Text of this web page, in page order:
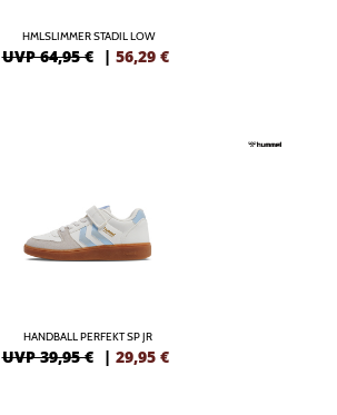
HMLSLIMMER STADIL LOW
UVP 64,95 € | 56,29 €
HANDBALL PERFEKT SP JR
UVP 39,95 € | 29,95 €